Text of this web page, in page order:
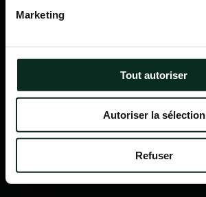
Marketing
Tout autoriser
Autoriser la sélection
Refuser
Itinéraire
Navigation
Qui sommes-nous ?
Notre catalogue
Nos métiers